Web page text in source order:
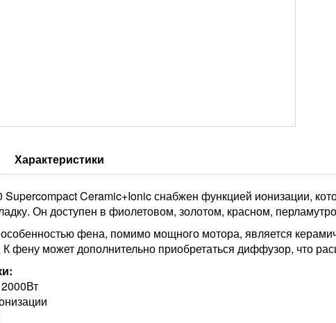
Характеристики
Ceramic+Ionic снабжен функцией ионизации,
Он доступен в фиолетовом, золотом, красном,
фена, помимо мощного мотора, является
К фену может дополнительно приобретаться диффузор, что